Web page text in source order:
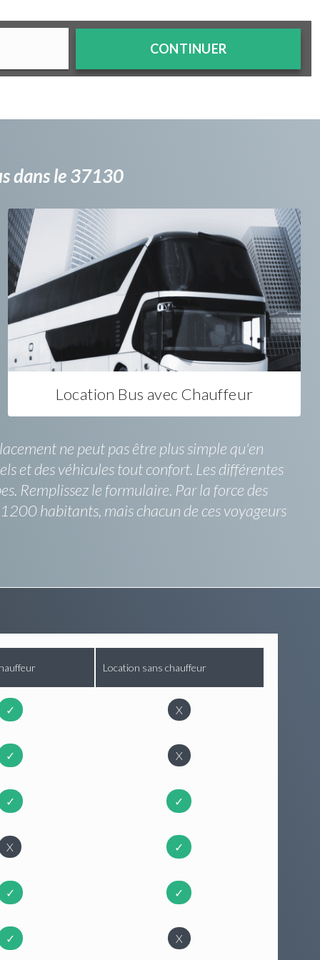
CONTINUER
dans le 37130
Location Bus avec Chauffeur
ne peut pas être plus simple qu'en
et des véhicules tout confort. Les différentes
Remplissez le formulaire. Par la force des
habitants, mais chacun de ces voyageurs
Location sans chauffeur
✓ X
✓ X
✓ ✓
X ✓
✓ ✓
✓ X